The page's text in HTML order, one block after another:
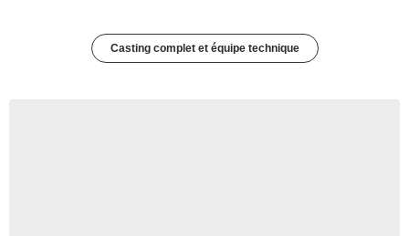
Casting complet et équipe technique